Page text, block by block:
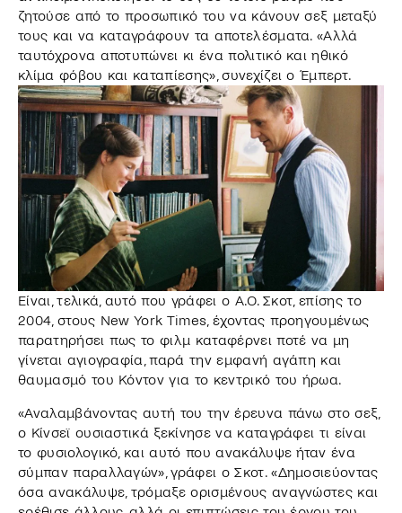
ζητούσε από το προσωπικό του να κάνουν σεξ μεταξύ
τους και να καταγράφουν τα αποτελέσματα. «Αλλά
ταυτόχρονα αποτυπώνει κι ένα πολιτικό και ηθικό
κλίμα φόβου και καταπίεσης», συνεχίζει ο Έμπερτ.
Είναι, τελικά, αυτό που γράφει ο Α.Ο. Σκοτ, επίσης το
2004, στους New York Times, έχοντας προηγουμένως
παρατηρήσει πως το φιλμ καταφέρνει ποτέ να μη
γίνεται αγιογραφία, παρά την εμφανή αγάπη και
θαυμασμό του Κόντον για το κεντρικό του ήρωα.
«Αναλαμβάνοντας αυτή του την έρευνα πάνω στο σεξ,
ο Κίνσεϊ ουσιαστικά ξεκίνησε να καταγράφει τι είναι
το φυσιολογικό, και αυτό που ανακάλυψε ήταν ένα
σύμπαν παραλλαγών», γράφει ο Σκοτ. «Δημοσιεύοντας
όσα ανακάλυψε, τρόμαξε ορισμένους αναγνώστες και